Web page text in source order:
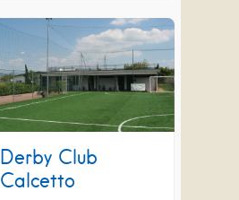
Derby Club
Calcetto